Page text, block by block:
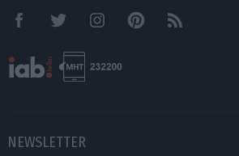
FacebookTwitter InstagramPinterestRSS feeds
NEWSLETTER